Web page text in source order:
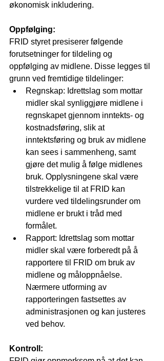
økonomisk inkludering.
Oppfølging:
FRID styret presiserer følgende
forutsetninger for tildeling og
oppfølging av midlene. Disse legges til
grunn ved fremtidige tildelinger:
Regnskap: Idrettslag som mottar
midler skal synliggjøre midlene i
regnskapet gjennom inntekts- og
kostnadsføring, slik at
inntektsføring og bruk av midlene
kan sees i sammenheng, samt
gjøre det mulig å følge midlenes
bruk. Opplysningene skal være
tilstrekkelige til at FRID kan
vurdere ved tildelingsrunder om
midlene er brukt i tråd med
formålet.
Rapport: Idrettslag som mottar
midler skal være forberedt på å
rapportere til FRID om bruk av
midlene og måloppnåelse.
Nærmere utforming av
rapporteringen fastsettes av
administrasjonen og kan justeres
ved behov.
Kontroll: